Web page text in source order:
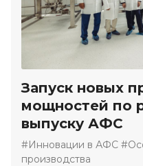
Запуск новых
мощностей по
выпуску АФС
#Инновации в АФС
производства